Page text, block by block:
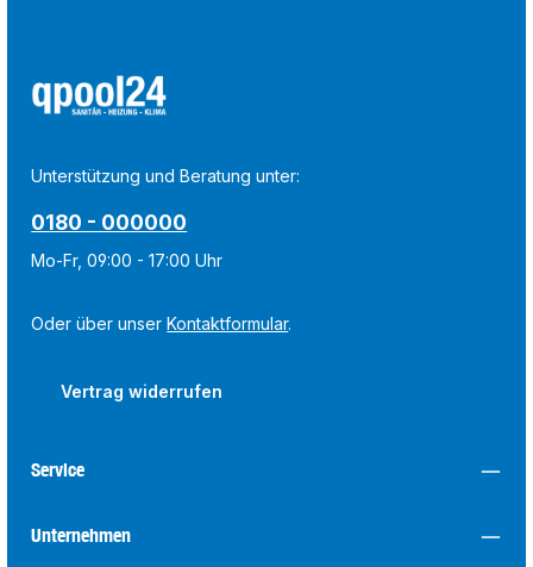
Unterstützung und Beratung unter:
0180 - 000000
Mo-Fr, 09:00 - 17:00 Uhr
Oder über unser Kontaktformular.
Vertrag widerrufen
Service
Unternehmen